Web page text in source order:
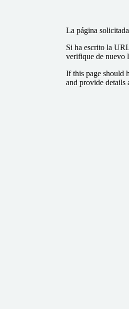
La página
Si ha escrito la
verifique de nuevo
If this page should
and provide details